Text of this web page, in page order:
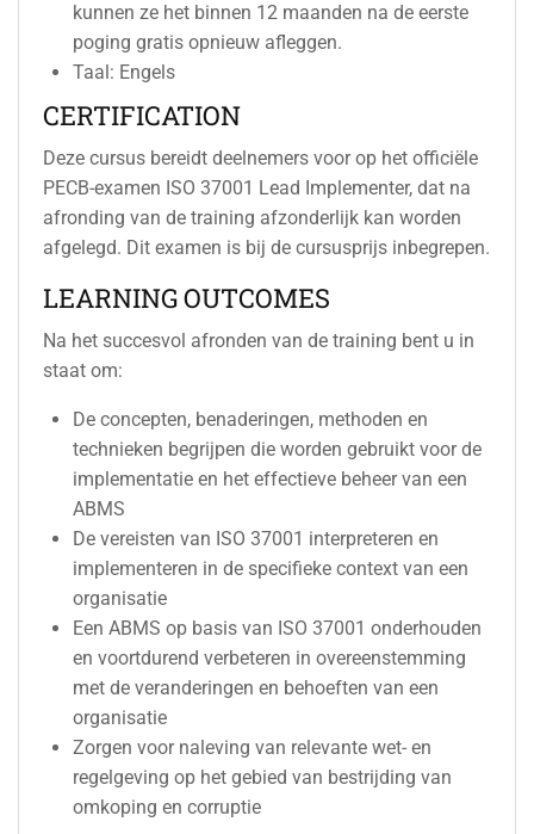
kunnen ze het binnen 12 maanden na de eerste
poging gratis opnieuw afleggen.
Taal: Engels
CERTIFICATION
Deze cursus bereidt deelnemers voor op het officiële
PECB-examen ISO 37001 Lead Implementer, dat na
afronding van de training afzonderlijk kan worden
afgelegd. Dit examen is bij de cursusprijs inbegrepen.
LEARNING OUTCOMES
Na het succesvol afronden van de training bent u in
staat om:
De concepten, benaderingen, methoden en
technieken begrijpen die worden gebruikt voor de
implementatie en het effectieve beheer van een
ABMS
De vereisten van ISO 37001 interpreteren en
implementeren in de specifieke context van een
organisatie
Een ABMS op basis van ISO 37001 onderhouden
en voortdurend verbeteren in overeenstemming
met de veranderingen en behoeften van een
organisatie
Zorgen voor naleving van relevante wet- en
regelgeving op het gebied van bestrijding van
omkoping en corruptie